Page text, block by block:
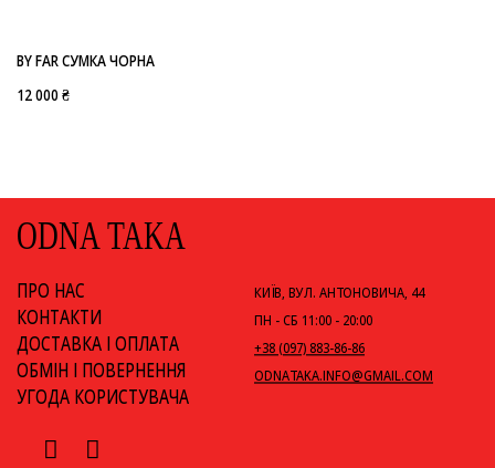
BY FAR СУМКА ЧОРНА
12 000 ₴
ODNA TAKA
ПРО НАС
КОНТАКТИ
ДОСТАВКА І ОПЛАТА
ОБМІН І ПОВЕРНЕННЯ
УГОДА КОРИСТУВАЧА
КИЇВ, ВУЛ. АНТОНОВИЧА, 44
ПН - СБ 11:00 - 20:00
+38 (097) 883-86-86
ODNATAKA.INFO@GMAIL.COM